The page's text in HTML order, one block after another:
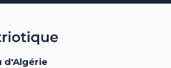
d'Algérie